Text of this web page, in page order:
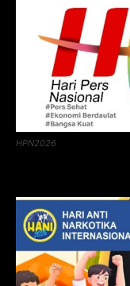
HPN2026